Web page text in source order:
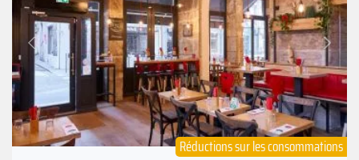
Précédent
Suivant
Réductions sur les consommations